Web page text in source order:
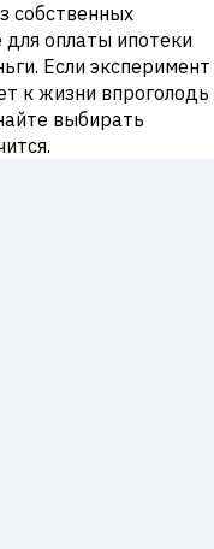
собственных
оплаты ипотеки
Если эксперимент
к жизни впроголодь
выбирать